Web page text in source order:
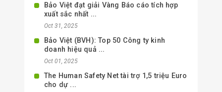
Bảo Việt đạt giải Vàng Báo cáo tích hợp
xuất sắc nhất ...
Oct 31, 2025
Bảo Việt (BVH): Top 50 Công ty kinh
doanh hiệu quả ...
Oct 01, 2025
The Human Safety Net tài trợ 1,5 triệu Euro
cho dự ...